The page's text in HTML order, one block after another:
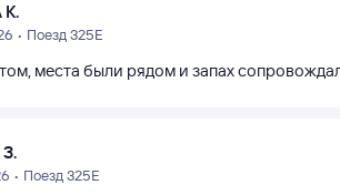
• Поезд 325Е
места были рядом и запах
• Поезд 325Е